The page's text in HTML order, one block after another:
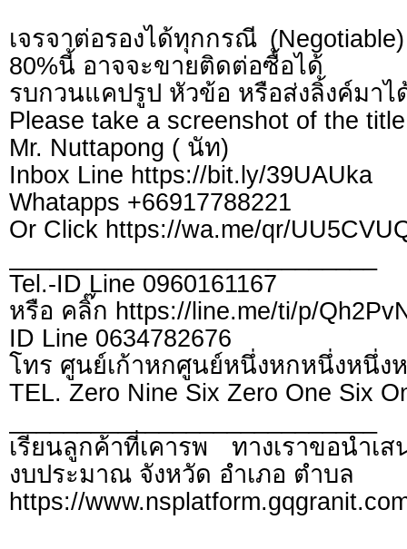
เจรจาต่อรองได้ทุกกรณี
80%นี้ อาจจะขายติดต่อซื้อได้
รบกวนแคปรูป หัวข้อ หรือส่งลิ้งค์มาไ
Please take a screenshot of the
Mr. Nuttapong ( นัท)
Inbox Line https://bit.ly/39UAUka
Whatapps +66917788221
Or Click https://wa.me/qr/
Tel.-ID Line 0960161167
หรือ คลิ๊ก https://line.me/ti/p/
ID Line 0634782676
โทร ศูนย์เก้าหกศูนย์หนึ่งหกหนึ่งหนึ่ง
TEL. Zero Nine Six Zero One Six
เรียนลูกค้าที่เคารพ ทางเราขอนำเ
งบประมาณ จังหวัด อำเภอ ตำบล
https://